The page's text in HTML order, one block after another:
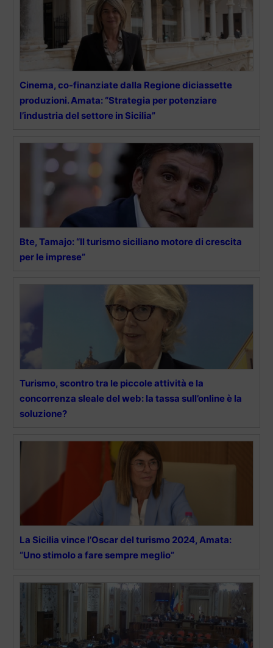
Cinema, co-finanziate dalla Regione diciassette
produzioni. Amata: “Strategia per potenziare
l’industria del settore in Sicilia”
Bte, Tamajo: “Il turismo siciliano motore di crescita
per le imprese”
Turismo, scontro tra le piccole attività e la
concorrenza sleale del web: la tassa sull’online è la
soluzione?
La Sicilia vince l’Oscar del turismo 2024, Amata:
“Uno stimolo a fare sempre meglio”